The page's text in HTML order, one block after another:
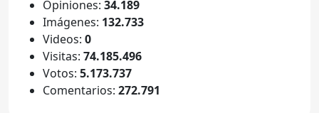
Opiniones: 34.189
Imágenes: 132.733
Videos: 0
Visitas: 74.185.496
Votos: 5.173.737
Comentarios: 272.791